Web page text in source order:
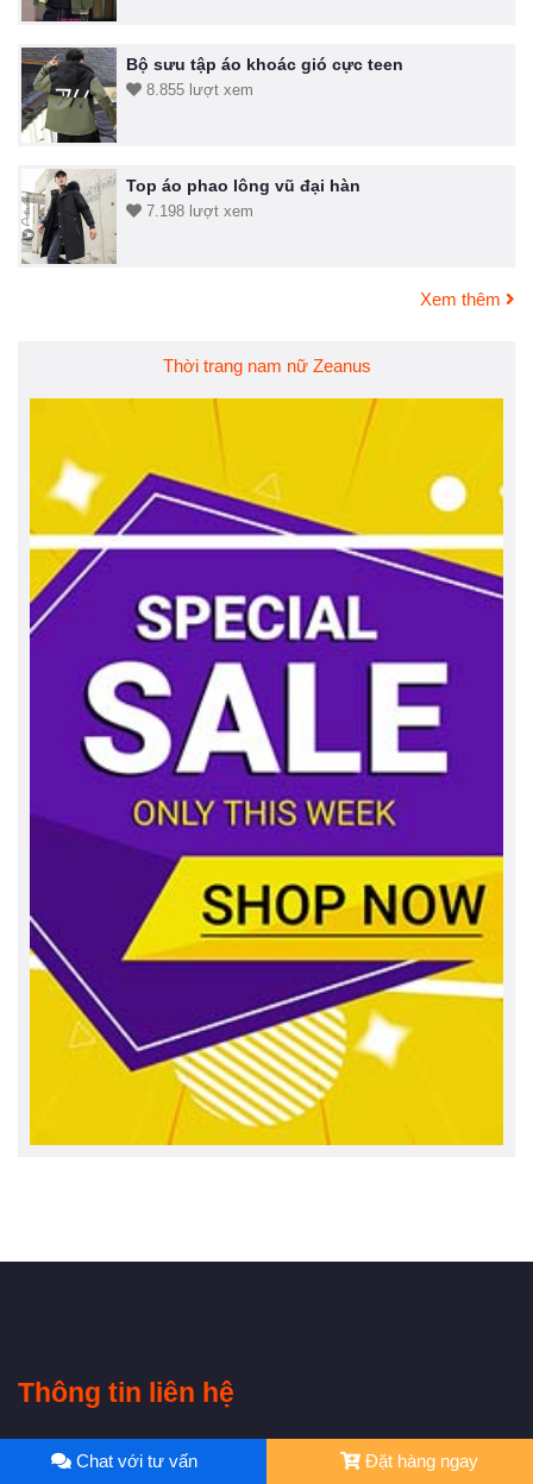
Bộ sưu tập áo khoác gió cực teen
8.855 lượt xem
Top áo phao lông vũ đại hàn
7.198 lượt xem
Xem thêm
Thời trang nam nữ Zeanus
Thông tin liên hệ
Hiện shop chỉ nhận đơn Online - Quý khách chat với tư vấn
Chat với tư vấn Đặt hàng ngay